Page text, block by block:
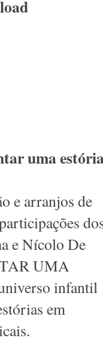
uma
e arranjos de
e Nícolo De
UMA
infantil
em